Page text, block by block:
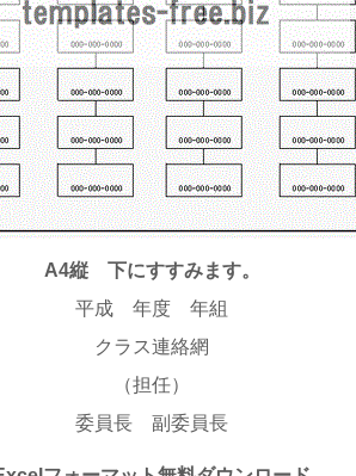
A4縦 下にすすみます。
平成 年度 年組
クラス連絡網
（担任）
委員長 副委員長